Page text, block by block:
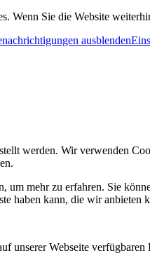
Wenn Sie die Website
ausblenden
werden. Wir verwenden
um mehr zu erfahren. Sie
haben kann, die wir anbieten
unserer Webseite